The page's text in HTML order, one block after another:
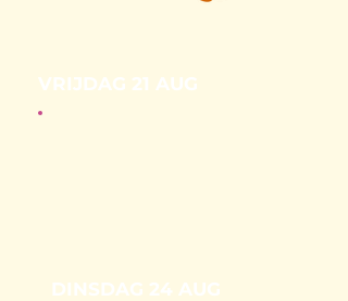
VRIJDAG 21 AUG
DINSDAG 24 AUG